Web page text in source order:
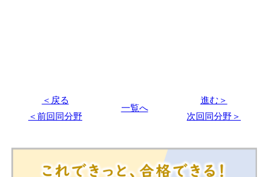
＜戻る
一覧へ
進む＞
＜前回同分野
次回同分野＞